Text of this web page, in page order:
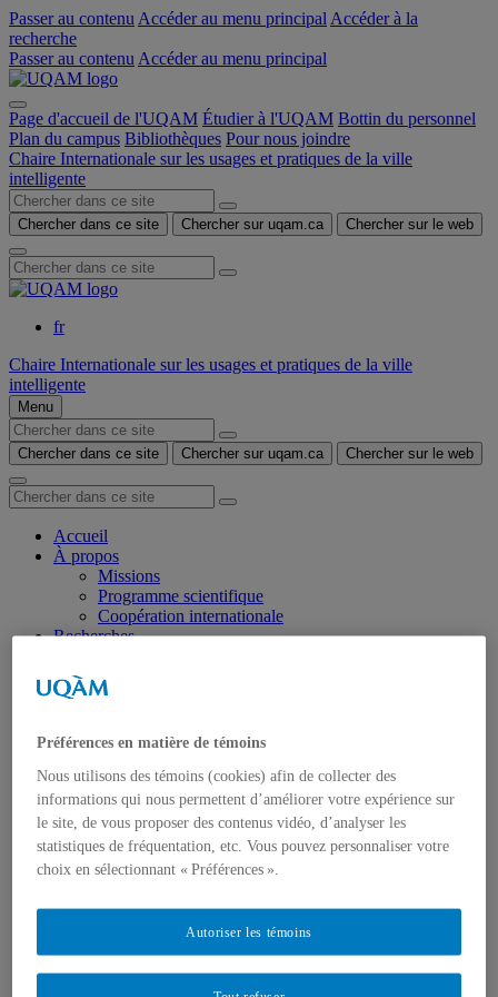
Passer au contenu Accéder au menu principal Accéder à la
recherche
Passer au contenu Accéder au menu principal
Page d'accueil de l'UQAM Étudier à l'UQAM Bottin du personnel
Plan du campus Bibliothèques Pour nous joindre
Chaire Internationale sur les usages et pratiques de la ville
intelligente
Chercher dans ce site Chercher sur uqam.ca Chercher sur le web
fr
Chaire Internationale sur les usages et pratiques de la ville
intelligente
Menu
Chercher dans ce site Chercher sur uqam.ca Chercher sur le web
Accueil
À propos
Missions
Programme scientifique
Coopération internationale
Recherches
Transfert de connaissances
Événements
Cahiers In.SITU
Balado – Légendes urbaines
BD – La ville à portée de main
Formation
Partenaires
Au Canada
À l’international
À l’international
Publications
Préférences en matière de témoins
Nous utilisons des témoins (cookies) afin de collecter des
informations qui nous permettent d’améliorer votre expérience sur
le site, de vous proposer des contenus vidéo, d’analyser les
statistiques de fréquentation, etc. Vous pouvez personnaliser votre
choix en sélectionnant « Préférences ».
Autoriser les témoins